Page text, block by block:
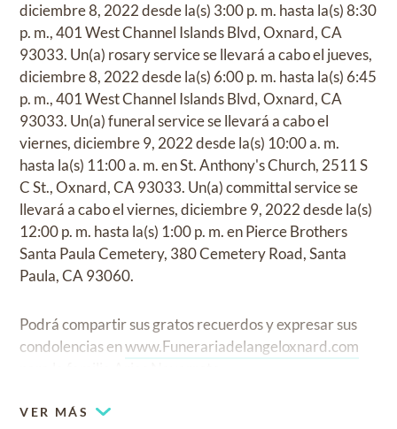
diciembre 8, 2022 desde la(s) 3:00 p. m. hasta la(s) 8:30
p. m., 401 West Channel Islands Blvd, Oxnard, CA
93033. Un(a) rosary service se llevará a cabo el jueves,
diciembre 8, 2022 desde la(s) 6:00 p. m. hasta la(s) 6:45
p. m., 401 West Channel Islands Blvd, Oxnard, CA
93033. Un(a) funeral service se llevará a cabo el
viernes, diciembre 9, 2022 desde la(s) 10:00 a. m.
hasta la(s) 11:00 a. m. en St. Anthony's Church, 2511 S
C St., Oxnard, CA 93033. Un(a) committal service se
llevará a cabo el viernes, diciembre 9, 2022 desde la(s)
12:00 p. m. hasta la(s) 1:00 p. m. en Pierce Brothers
Santa Paula Cemetery, 380 Cemetery Road, Santa
Paula, CA 93060.
Podrá compartir sus gratos recuerdos y expresar sus
condolencias enwww.Funerariadelangeloxnard.com
VER MÁS